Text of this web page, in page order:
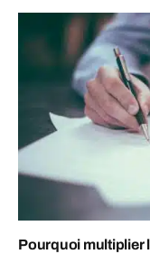
Pourquoi multiplier